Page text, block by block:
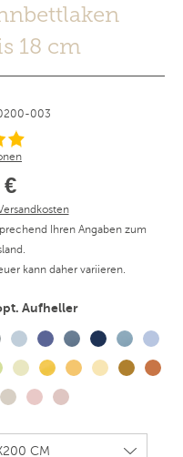
18 cm
003
Ihren Angaben zum
kann daher variieren.
Aufheller